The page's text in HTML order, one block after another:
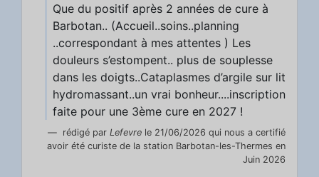
Que du positif après 2 années de cure à
Barbotan.. (Accueil..soins..planning
..correspondant à mes attentes ) Les
douleurs s’estompent.. plus de souplesse
dans les doigts..Cataplasmes d’argile sur lit
hydromassant..un vrai bonheur....inscription
faite pour une 3ème cure en 2027 !
rédigé par Lefevre le 21/06/2026 qui nous a certifié
avoir été curiste de la station Barbotan-les-Thermes en
Juin 2026